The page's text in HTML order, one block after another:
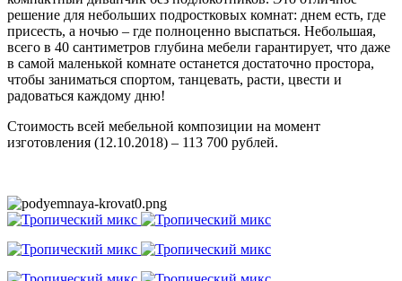
решение для небольших подростковых комнат: днем есть, где
присесть, а ночью – где полноценно выспаться. Небольшая,
всего в 40 сантиметров глубина мебели гарантирует, что даже
в самой маленькой комнате останется достаточно простора,
чтобы заниматься спортом, танцевать, расти, цвести и
радоваться каждому дню!
Стоимость всей мебельной композиции на момент
изготовления (12.10.2018) – 113 700 рублей.